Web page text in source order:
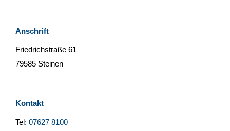
Anschrift
Friedrichstraße 61
79585 Steinen
Kontakt
Tel: 07627 8100